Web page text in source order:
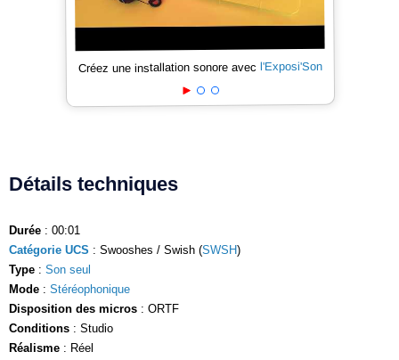
Créez une installation sonore avec l'Exposi'Son
Détails techniques
Durée : 00:01
Catégorie UCS : Swooshes / Swish (SWSH)
Type : Son seul
Mode : Stéréophonique
Disposition des micros : ORTF
Conditions : Studio
Réalisme : Réel